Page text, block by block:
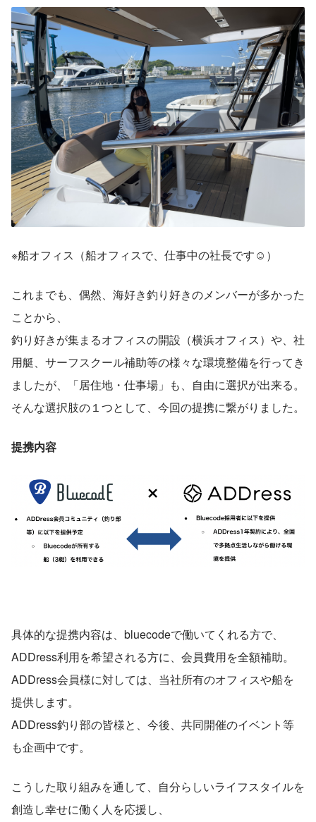
※船オフィス（船オフィスで、仕事中の社長です☺）
これまでも、偶然、海好き釣り好きのメンバーが多かった
ことから、
釣り好きが集まるオフィスの開設（横浜オフィス）や、社
用艇、サーフスクール補助等の様々な環境整備を行ってき
ましたが、「居住地・仕事場」も、自由に選択が出来る。
そんな選択肢の１つとして、今回の提携に繋がりました。
提携内容
具体的な提携内容は、bluecodeで働いてくれる方で、
ADDress利用を希望される方に、会員費用を全額補助。
ADDress会員様に対しては、当社所有のオフィスや船を
提供します。
ADDress釣り部の皆様と、今後、共同開催のイベント等
も企画中です。
こうした取り組みを通して、自分らしいライフスタイルを
創造し幸せに働く人を応援し、